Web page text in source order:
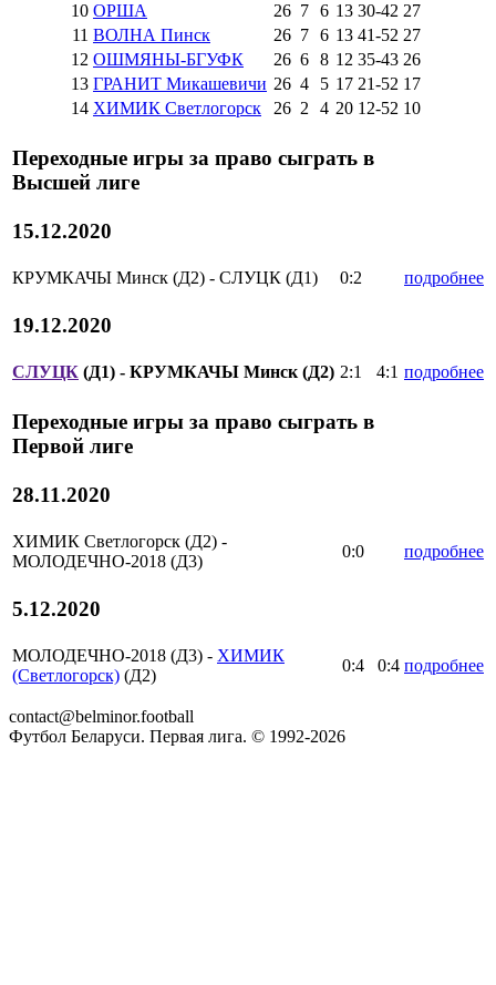
10 ОРША 26 7 6 13 30-42 27
11 ВОЛНА Пинск 26 7 6 13 41-52 27
12 ОШМЯНЫ-БГУФК 26 6 8 12 35-43 26
13 ГРАНИТ Микашевичи 26 4 5 17 21-52 17
14 ХИМИК Светлогорск 26 2 4 20 12-52 10
Переходные игры за право сыграть в
Высшей лиге
15.12.2020
КРУМКАЧЫ Минск (Д2) - СЛУЦК (Д1) 0:2 подробнее
19.12.2020
СЛУЦК (Д1) - КРУМКАЧЫ Минск (Д2) 2:1 4:1 подробнее
Переходные игры за право сыграть в
Первой лиге
28.11.2020
ХИМИК Светлогорск (Д2) -
МОЛОДЕЧНО-2018 (Д3)
0:0 подробнее
5.12.2020
МОЛОДЕЧНО-2018 (Д3) - ХИМИК
(Светлогорск) (Д2)
0:4 0:4 подробнее
contact@belminor.football
Футбол Беларуси. Первая лига. © 1992-2026